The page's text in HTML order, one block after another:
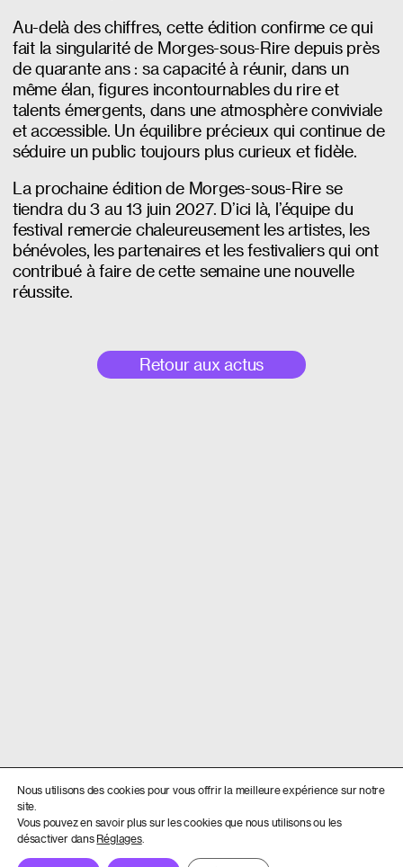
Au-delà des chiffres, cette édition confirme ce qui
fait la singularité de Morges-sous-Rire depuis près
de quarante ans : sa capacité à réunir, dans un
même élan, figures incontournables du rire et
talents émergents, dans une atmosphère conviviale
et accessible. Un équilibre précieux qui continue de
séduire un public toujours plus curieux et fidèle.
La prochaine édition de Morges-sous-Rire se
tiendra du 3 au 13 juin 2027. D’ici là, l’équipe du
festival remercie chaleureusement les artistes, les
bénévoles, les partenaires et les festivaliers qui ont
contribué à faire de cette semaine une nouvelle
réussite.
Retour aux actus
Nous utilisons des cookies pour vous offrir la meilleure expérience sur notre
site.
Vous pouvez en savoir plus sur les cookies que nous utilisons ou les
désactiver dans Réglages.